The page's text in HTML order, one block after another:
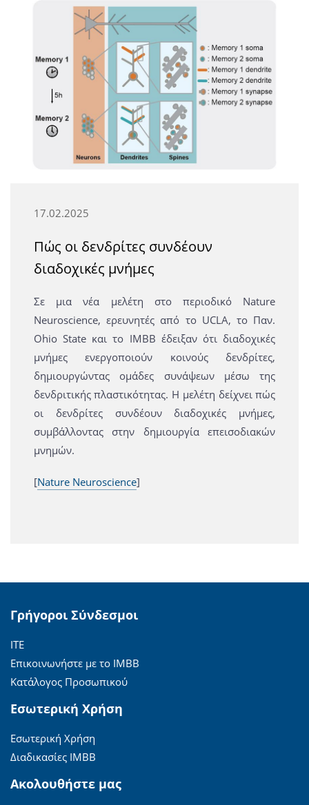
17.02.2025
Πώς οι δενδρίτες συνδέουν
διαδοχικές μνήμες
Σε μια νέα μελέτη στο περιοδικό Nature
Neuroscience, ερευνητές από το UCLA, το Παν.
Ohio State και το IMBB έδειξαν ότι διαδοχικές
μνήμες ενεργοποιούν κοινούς δενδρίτες,
δημιουργώντας ομάδες συνάψεων μέσω της
δενδριτικής πλαστικότητας. Η μελέτη δείχνει πώς
οι δενδρίτες συνδέουν διαδοχικές μνήμες,
συμβάλλοντας στην δημιουργία επεισοδιακών
μνημών.
[Nature Neuroscience]
Γρήγοροι Σύνδεσμοι
ΙΤΕ
Επικοινωνήστε με το ΙΜΒΒ
Κατάλογος Προσωπικού
Εσωτερική Χρήση
Εσωτερική Χρήση
Διαδικασίες ΙΜΒΒ
Ακολουθήστε μας